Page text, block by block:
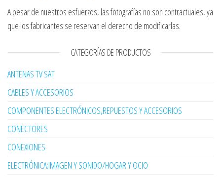
A pesar de nuestros esfuerzos, las fotografías no son contractuales, ya
que los fabricantes se reservan el derecho de modificarlas.
CATEGORÍAS DE PRODUCTOS
ANTENAS TV SAT
CABLES Y ACCESORIOS
COMPONENTES ELECTRÓNICOS,REPUESTOS Y ACCESORIOS
CONECTORES
CONEXIONES
ELECTRÓNICA:IMAGEN Y SONIDO/HOGAR Y OCIO